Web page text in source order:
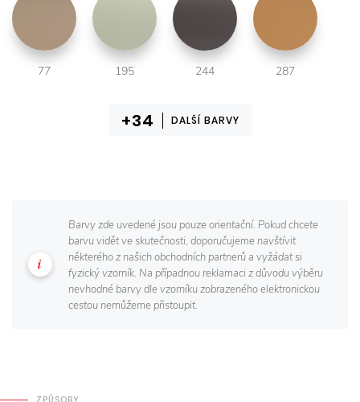
77 195 244 287
DALŠÍ BARVY
Barvy zde uvedené jsou pouze orientační. Pokud chcete
barvu vidět ve skutečnosti, doporučujeme navštívit
některého z našich obchodních partnerů a vyžádat si
fyzický vzorník. Na případnou reklamaci z důvodu výběru
nevhodné barvy dle vzorníku zobrazeného elektronickou
cestou nemůžeme přistoupit.